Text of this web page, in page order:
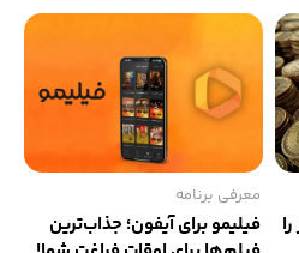
معرفی برنامه
فیلیمو برای آیفون؛ جذاب‌ترین